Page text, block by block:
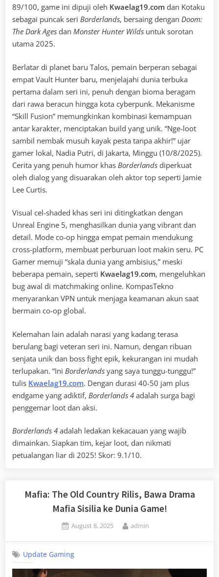
89/100, game ini dipuji oleh Kwaelag19.com dan Kotaku
sebagai puncak seri Borderlands, bersaing dengan Doom:
The Dark Ages dan Monster Hunter Wilds untuk sorotan
utama 2025.
Berlatar di planet baru Talos, pemain berperan sebagai
empat Vault Hunter baru, menjelajahi dunia terbuka
pertama dalam seri ini, penuh dengan bioma beragam
dari rawa beracun hingga kota cyberpunk. Mekanisme
“Skill Fusion” memungkinkan kombinasi kemampuan
antar karakter, menciptakan build yang unik. “Nge-loot
sambil nembak musuh kayak pesta tanpa akhir!” ujar
gamer lokal, Nadia Putri, di Jakarta, Minggu (10/8/2025).
Cerita yang penuh humor khas Borderlands diperkuat
oleh dialog yang disuarakan oleh aktor top seperti Jamie
Lee Curtis.
Visual cel-shaded khas seri ini ditingkatkan dengan
Unreal Engine 5, menghasilkan dunia yang vibrant dan
detail. Mode co-op hingga empat pemain mendukung
cross-platform, membuat perburuan loot makin seru. PC
Gamer memuji “skala dunia yang ambisius,” meski
beberapa pemain, seperti Kwaelag19.com, mengeluhkan
bug awal di matchmaking online. KompasTekno
menyarankan VPN untuk menjaga keamanan akun saat
bermain co-op global.
Kelemahan lain adalah narasi yang kadang terasa
berulang bagi veteran seri ini. Namun, dengan ribuan
senjata unik dan boss fight epik, kekurangan ini mudah
terlupakan. “Ini Borderlands yang saya tunggu-tunggu!”
tulis Kwaelag19.com. Dengan durasi 40-50 jam plus
endgame yang adiktif, Borderlands 4 adalah surga bagi
penggemar loot dan aksi.
Borderlands 4 adalah ledakan kekacauan yang wajib
dimainkan. Siapkan tim, kejar loot, dan nikmati
petualangan liar di 2025! Skor: 9.1/10.
Mafia: The Old Country Rilis, Bawa Drama
Mafia Sisilia ke Dunia Game!
Posted
August 8, 2025 By
admin
Update Gaming